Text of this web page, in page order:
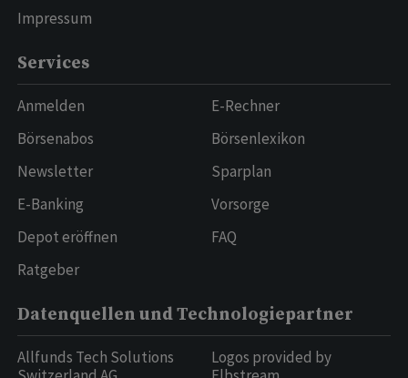
Impressum
Services
Anmelden
Börsenabos
Newsletter
E-Banking
Depot eröffnen
Ratgeber
E-Rechner
Börsenlexikon
Sparplan
Vorsorge
FAQ
Datenquellen und Technologiepartner
Allfunds Tech Solutions
Logos provided by